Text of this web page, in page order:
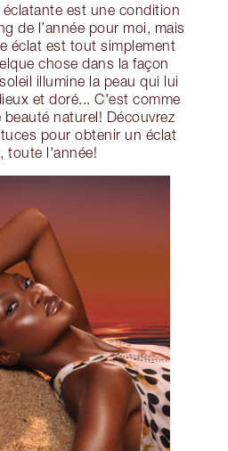
est une condition
de l’année pour moi, mais
éclat est tout simplement
chose dans la façon
illumine la peau qui lui
et doré... C'est comme
naturel! Découvrez
pour obtenir un éclat
toute l'année!